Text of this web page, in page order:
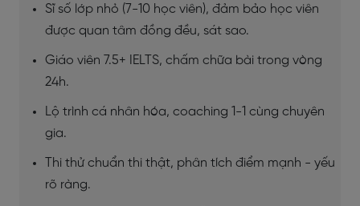
Sĩ số lớp nhỏ (7-10 học viên), đảm bảo học viên
được quan tâm đồng đều, sát sao.
Giáo viên 7.5+ IELTS, chấm chữa bài trong vòng
24h.
Lộ trình cá nhân hóa, coaching 1-1 cùng chuyên
gia.
Thi thử chuẩn thi thật, phân tích điểm mạnh - yếu
rõ ràng.